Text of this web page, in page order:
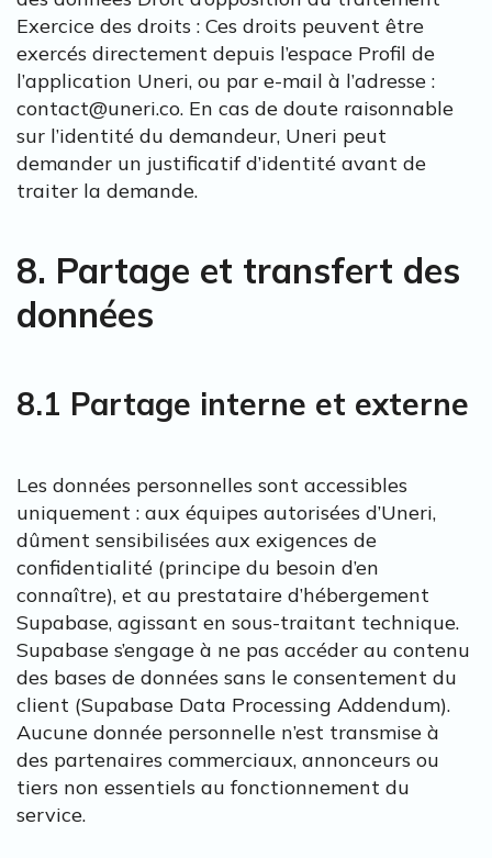
Exercice des droits : Ces droits peuvent être
exercés directement depuis l’espace Profil de
l’application Uneri, ou par e-mail à l’adresse :
contact@uneri.co. En cas de doute raisonnable
sur l’identité du demandeur, Uneri peut
demander un justificatif d’identité avant de
traiter la demande.
8. Partage et transfert des
données
8.1 Partage interne et externe
Les données personnelles sont accessibles
uniquement : aux équipes autorisées d’Uneri,
dûment sensibilisées aux exigences de
confidentialité (principe du besoin d’en
connaître), et au prestataire d’hébergement
Supabase, agissant en sous-traitant technique.
Supabase s’engage à ne pas accéder au contenu
des bases de données sans le consentement du
client (Supabase Data Processing Addendum).
Aucune donnée personnelle n’est transmise à
des partenaires commerciaux, annonceurs ou
tiers non essentiels au fonctionnement du
service.